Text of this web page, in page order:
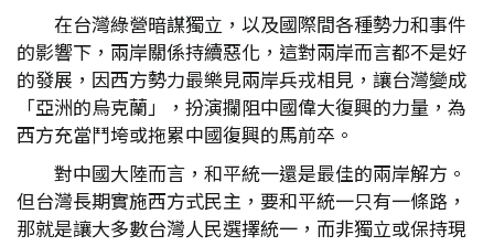
在台灣綠營暗謀獨立，以及國際間各種勢力和事件
的影響下，兩岸關係持續惡化，這對兩岸而言都不是好
的發展，因西方勢力最樂見兩岸兵戎相見，讓台灣變成
「亞洲的烏克蘭」，扮演攔阻中國偉大復興的力量，為
西方充當鬥垮或拖累中國復興的馬前卒。
對中國大陸而言，和平統一還是最佳的兩岸解方。
但台灣長期實施西方式民主，要和平統一只有一條路，
那就是讓大多數台灣人民選擇統一，而非獨立或保持現